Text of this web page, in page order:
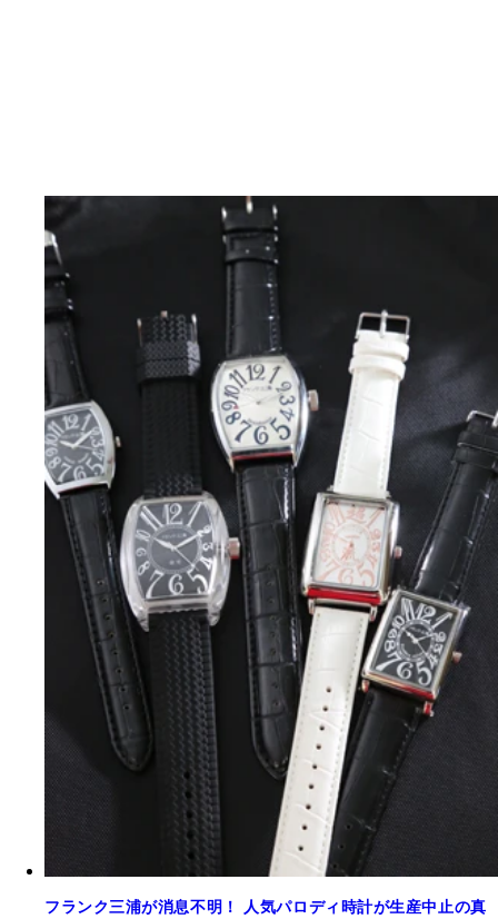
フランク三浦が消息不明！ 人気パロディ時計が生産中止の真